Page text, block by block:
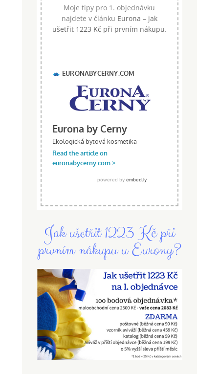
Moje tipy pro 1. objednávku
najdete v článku Eurona – jak
ušetřit 1223 Kč při prvním nákupu.
Jak ušetřit 1223 Kč při
prvním nákupu u Eurony?